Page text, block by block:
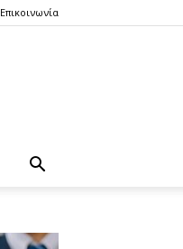
Επικοινωνία